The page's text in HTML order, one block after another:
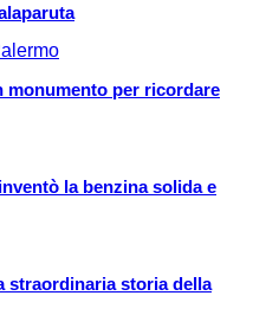
monumento per ricordare
la benzina solida e
straordinaria storia della